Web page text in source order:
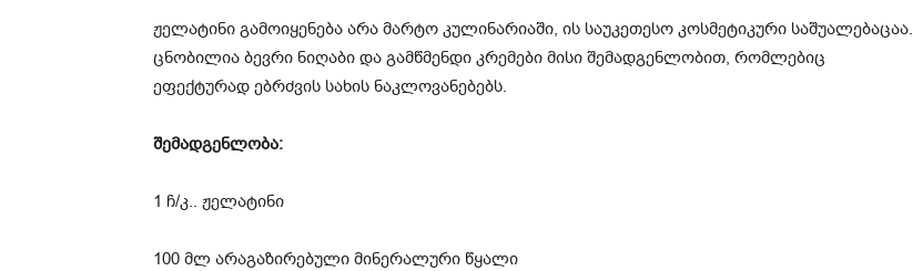
ჟელატინი გამოიყენება არა მარტო კულინარიაში, ის საუკეთესო კოსმეტიკური საშუალებაცაა.
ცნობილია ბევრი ნიღაბი და გამწმენდი კრემები მისი შემადგენლობით, რომლებიც
ეფექტურად ებრძვის სახის ნაკლოვანებებს.
შემადგენლობა:
1 ჩ/კ.. ჟელატინი
100 მლ არაგაზირებული მინერალური წყალი